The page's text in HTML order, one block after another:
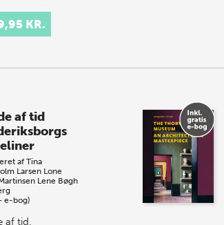
in
the
of Christian
KR.
af tid
af Tina
Larsen Lone
Lene Bøgh
e-bog)
af tid.